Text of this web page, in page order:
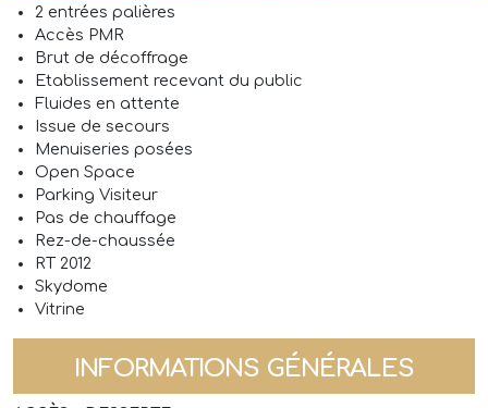
2 entrées palières
Accès PMR
Brut de décoffrage
Etablissement recevant du public
Fluides en attente
Issue de secours
Menuiseries posées
Open Space
Parking Visiteur
Pas de chauffage
Rez-de-chaussée
RT 2012
Skydome
Vitrine
INFORMATIONS GÉNÉRALES